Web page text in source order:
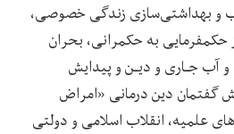
و بهداشتی‌سازی زندگی خصوصی،
به حکمرانی، بحران
آب جـاری و دیـن و پیدایش
گفتمان دین‌ درمانی «امراض‌
علمیه، انقلاب اسلامی و دولتی